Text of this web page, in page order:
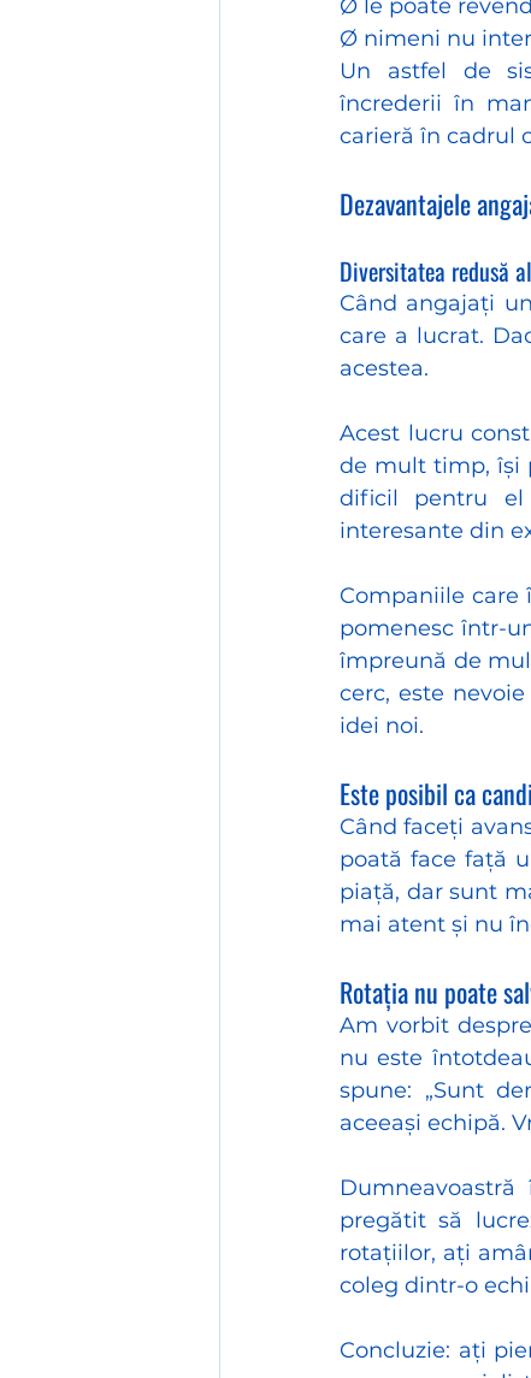
Ø le poate
Ø nimeni nu
Un astfel de
încrederii în
carieră în cadrul
Dezavantajele
Diversitatea redusă
Când angajați
care a lucrat.
acestea.
Acest lucru
de mult timp, își
dificil pentru el
interesante din
Companiile care
pomenesc într-
împreună de
cerc, este
idei noi.
Este posibil ca
Când faceți
poată face față
piață, dar sunt
mai atent și nu
Rotația nu poate
Am vorbit
nu este
spune: „Sunt
aceeași echipă.
pregătit să
rotațiilor, ați
coleg dintr-o
Concluzie: ați